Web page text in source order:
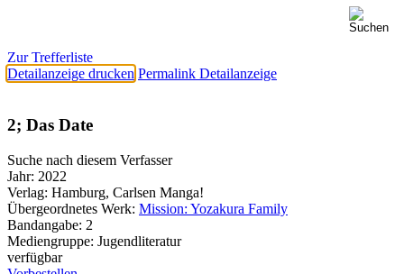
Zur Trefferliste
Detailanzeige drucken Permalink Detailanzeige
2; Das Date
Suche nach diesem Verfasser
Jahr: 2022
Verlag: Hamburg, Carlsen Manga!
Übergeordnetes Werk: Mission: Yozakura Family
Bandangabe: 2
Mediengruppe: Jugendliteratur
verfügbar